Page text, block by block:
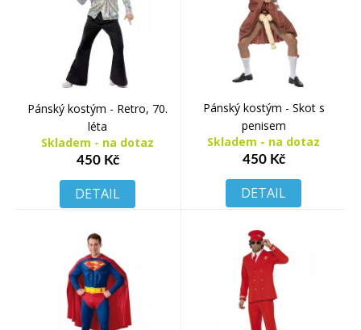
Pánský kostým - Retro, 70.
léta
Skladem - na dotaz
450 Kč
DETAIL
Pánský kostým - Skot s
penisem
Skladem - na dotaz
450 Kč
DETAIL